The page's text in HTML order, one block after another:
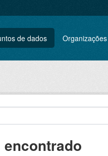
de dados Organizações